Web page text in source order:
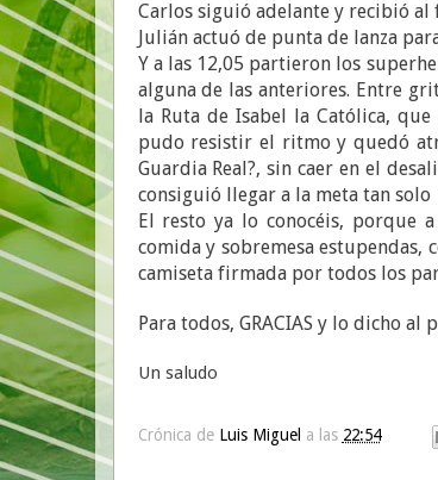
Carlos siguió adelante y recibió al
Julián actuó de punta de lanza
Y a las 12,05 partieron los
alguna de las anteriores. Entre
la Ruta de Isabel la Católica,
pudo resistir el ritmo y quedó
Guardia Real?, sin caer en el
consiguió llegar a la meta tan
El resto ya lo conocéis, porque
comida y sobremesa
camiseta firmada por todos los
Para todos, GRACIAS y lo dicho al
Un saludo
Crónica de Luis Miguel a las 22:54